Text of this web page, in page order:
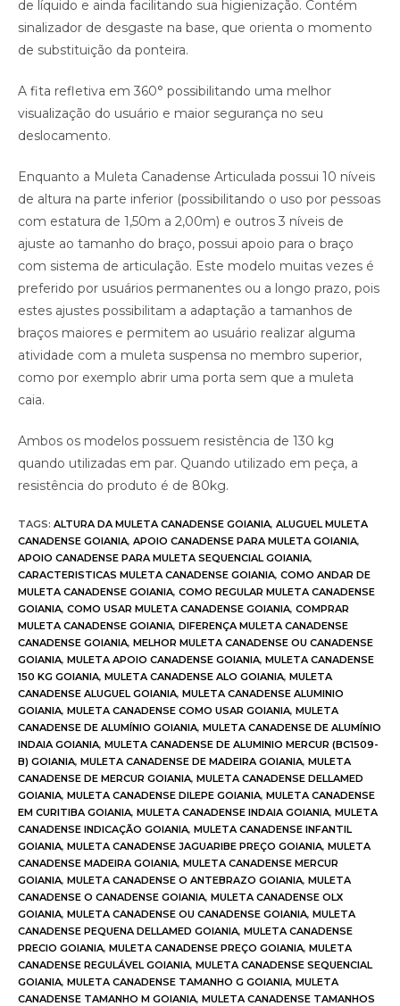
de líquido e ainda facilitando sua higienização. Contém
sinalizador de desgaste na base, que orienta o momento
de substituição da ponteira.
A fita refletiva em 360° possibilitando uma melhor
visualização do usuário e maior segurança no seu
deslocamento.
Enquanto a Muleta Canadense Articulada possui 10 níveis
de altura na parte inferior (possibilitando o uso por pessoas
com estatura de 1,50m a 2,00m) e outros 3 níveis de
ajuste ao tamanho do braço, possui apoio para o braço
com sistema de articulação. Este modelo muitas vezes é
preferido por usuários permanentes ou a longo prazo, pois
estes ajustes possibilitam a adaptação a tamanhos de
braços maiores e permitem ao usuário realizar alguma
atividade com a muleta suspensa no membro superior,
como por exemplo abrir uma porta sem que a muleta
caia.
Ambos os modelos possuem resistência de 130 kg
quando utilizadas em par. Quando utilizado em peça, a
resistência do produto é de 80kg.
TAGS: ALTURA DA MULETA CANADENSE GOIANIA, ALUGUEL MULETA
CANADENSE GOIANIA, APOIO CANADENSE PARA MULETA GOIANIA,
APOIO CANADENSE PARA MULETA SEQUENCIAL GOIANIA,
CARACTERISTICAS MULETA CANADENSE GOIANIA, COMO ANDAR DE
MULETA CANADENSE GOIANIA, COMO REGULAR MULETA CANADENSE
GOIANIA, COMO USAR MULETA CANADENSE GOIANIA, COMPRAR
MULETA CANADENSE GOIANIA, DIFERENÇA MULETA CANADENSE
CANADENSE GOIANIA, MELHOR MULETA CANADENSE OU CANADENSE
GOIANIA, MULETA APOIO CANADENSE GOIANIA, MULETA CANADENSE
150 KG GOIANIA, MULETA CANADENSE ALO GOIANIA, MULETA
CANADENSE ALUGUEL GOIANIA, MULETA CANADENSE ALUMINIO
GOIANIA, MULETA CANADENSE COMO USAR GOIANIA, MULETA
CANADENSE DE ALUMÍNIO GOIANIA, MULETA CANADENSE DE ALUMÍNIO
INDAIA GOIANIA, MULETA CANADENSE DE ALUMINIO MERCUR (BC1509-
B) GOIANIA, MULETA CANADENSE DE MADEIRA GOIANIA, MULETA
CANADENSE DE MERCUR GOIANIA, MULETA CANADENSE DELLAMED
GOIANIA, MULETA CANADENSE DILEPE GOIANIA, MULETA CANADENSE
EM CURITIBA GOIANIA, MULETA CANADENSE INDAIA GOIANIA, MULETA
CANADENSE INDICAÇÃO GOIANIA, MULETA CANADENSE INFANTIL
GOIANIA, MULETA CANADENSE JAGUARIBE PREÇO GOIANIA, MULETA
CANADENSE MADEIRA GOIANIA, MULETA CANADENSE MERCUR
GOIANIA, MULETA CANADENSE O ANTEBRAZO GOIANIA, MULETA
CANADENSE O CANADENSE GOIANIA, MULETA CANADENSE OLX
GOIANIA, MULETA CANADENSE OU CANADENSE GOIANIA, MULETA
CANADENSE PEQUENA DELLAMED GOIANIA, MULETA CANADENSE
PRECIO GOIANIA, MULETA CANADENSE PREÇO GOIANIA, MULETA
CANADENSE REGULÁVEL GOIANIA, MULETA CANADENSE SEQUENCIAL
GOIANIA, MULETA CANADENSE TAMANHO G GOIANIA, MULETA
CANADENSE TAMANHO M GOIANIA, MULETA CANADENSE TAMANHOS